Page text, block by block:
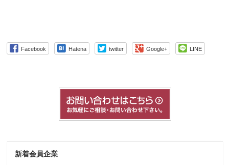
Facebook Hatena twitter Google+ LINE
新着会員企業